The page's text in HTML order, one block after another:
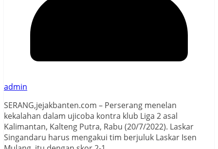
admin
SERANG,jejakbanten.com – Perserang menelan
kekalahan dalam ujicoba kontra klub Liga 2 asal
Kalimantan, Kalteng Putra, Rabu (20/7/2022). Laskar
Singandaru harus mengakui tim berjuluk Laskar Isen